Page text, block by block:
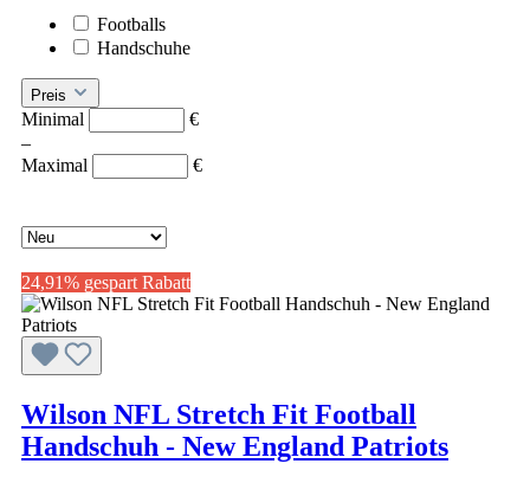
Footballs
Handschuhe
Preis
Minimal
€
–
Maximal
€
24,91% gespart Rabatt
Wilson NFL Stretch Fit Football
Handschuh - New England Patriots